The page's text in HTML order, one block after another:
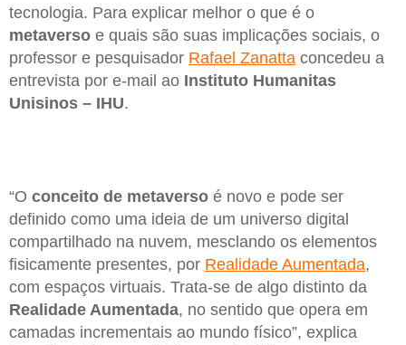
tecnologia. Para explicar melhor o que é o
metaverso e quais são suas implicações sociais, o
professor e pesquisador Rafael Zanatta concedeu a
entrevista por e-mail ao Instituto Humanitas
Unisinos – IHU.
“O conceito de metaverso é novo e pode ser
definido como uma ideia de um universo digital
compartilhado na nuvem, mesclando os elementos
fisicamente presentes, por Realidade Aumentada,
com espaços virtuais. Trata-se de algo distinto da
Realidade Aumentada, no sentido que opera em
camadas incrementais ao mundo físico”, explica